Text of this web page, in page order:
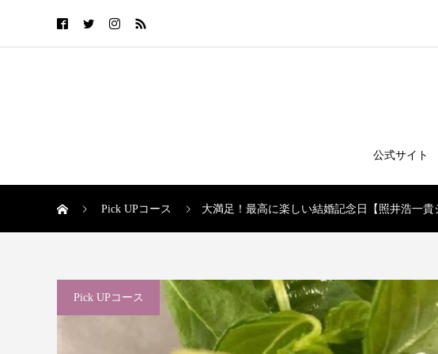
公式サイト
Pick UPコース 大満足！最高に楽しい結婚記念日【照井浩一貴
Pick UPコース